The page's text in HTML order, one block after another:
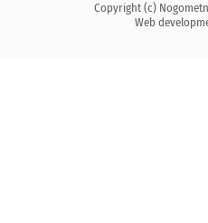
Copyright (c)
Web